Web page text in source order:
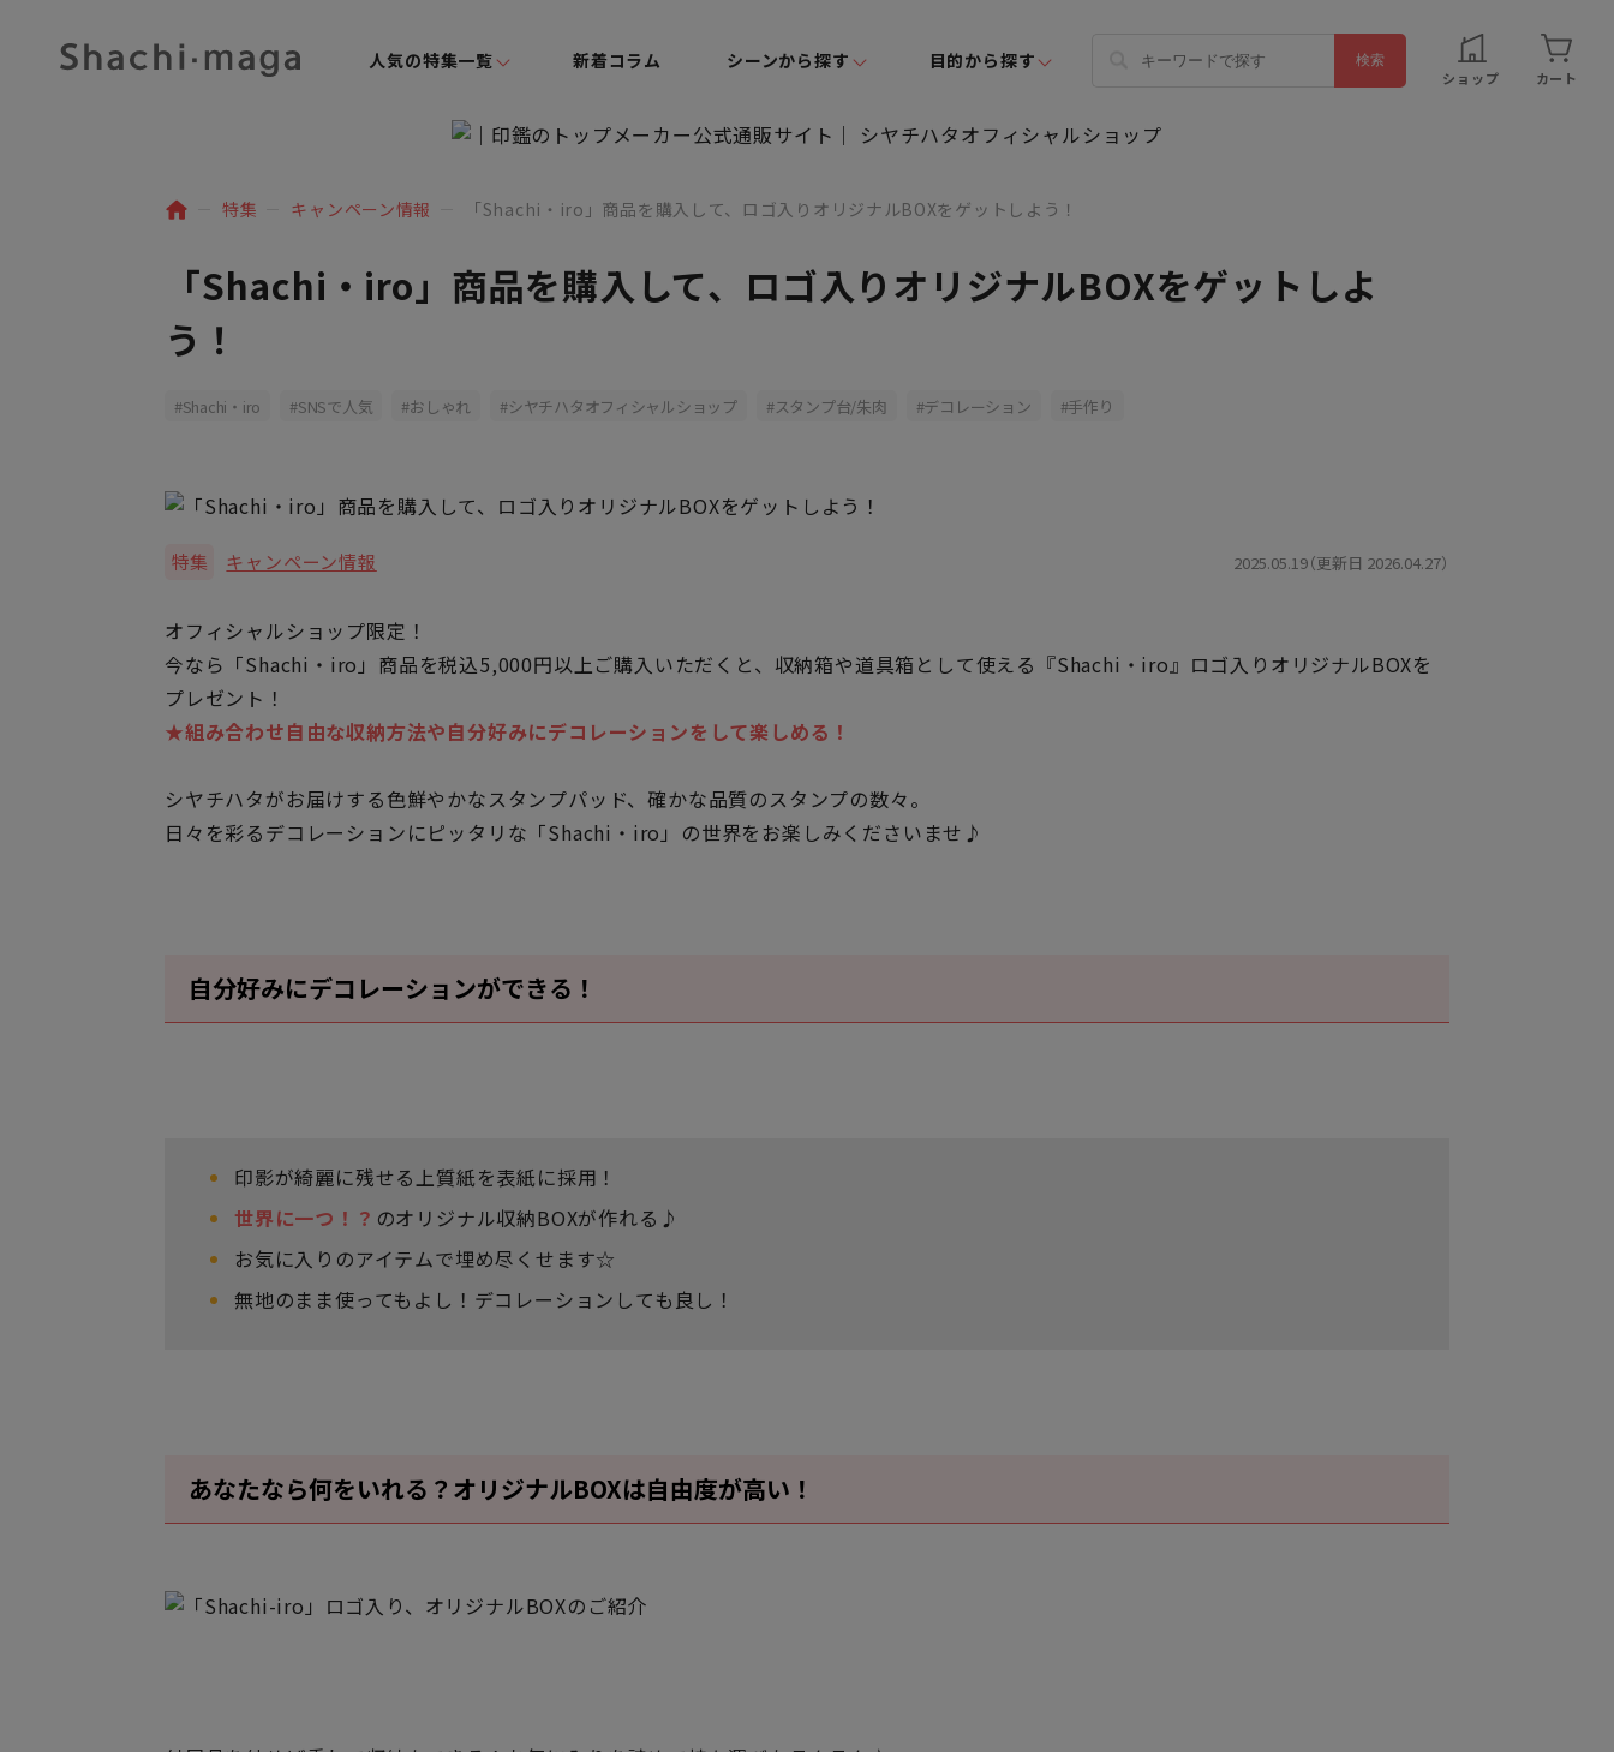
人気の特集一覧 新着コラム シーンから探す 目的から探す
ショップ カート
特集 キャンペーン情報 「Shachi・iro」商品を購入して、ロゴ入りオリジナルBOXをゲットしよう！
「Shachi・iro」商品を購入して、ロゴ入りオリジナルBOXをゲットしよ
う！
Shachi・iro SNSで人気 おしゃれ シヤチハタオフィシャルショップ スタンプ台/朱肉 デコレーション 手作り
特集 キャンペーン情報 2025.05.19（更新日 2026.04.27）
オフィシャルショップ限定！
今なら「Shachi・iro」商品を税込5,000円以上ご購入いただくと、収納箱や道具箱として使える『Shachi・iro』ロゴ入りオリジナルBOXを
プレゼント！
★組み合わせ自由な収納方法や自分好みにデコレーションをして楽しめる！
シヤチハタがお届けする色鮮やかなスタンプパッド、確かな品質のスタンプの数々。
日々を彩るデコレーションにピッタリな「Shachi・iro」の世界をお楽しみくださいませ♪
自分好みにデコレーションができる！
印影が綺麗に残せる上質紙を表紙に採用！
世界に一つ！？ のオリジナル収納BOXが作れる♪
お気に入りのアイテムで埋め尽くせます☆
無地のまま使ってもよし！デコレーションしても良し！
あなたなら何をいれる？オリジナルBOXは自由度が高い！